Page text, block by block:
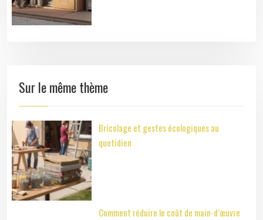
Sur le même thème
Bricolage et gestes écologiques au
quotidien
Comment réduire le coût de main-d’œuvre